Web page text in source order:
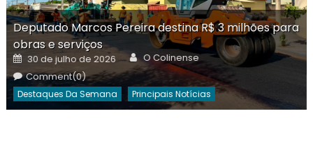
Deputado Marcos Pereira destina R$ 3 milhões para
obras e serviços
Posted
on
30 de julho de 2026 Author
O Colinense
Comment(0)
Destaques Da Semana Principais Notícias